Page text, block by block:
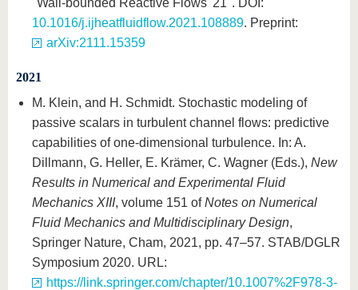
"Wall-bounded Reactive Flows '21". DOI:
10.1016/j.ijheatfluidflow.2021.108889. Preprint:
arXiv:2111.15359
2021
M. Klein, and H. Schmidt. Stochastic modeling of
passive scalars in turbulent channel flows: predictive
capabilities of one-dimensional turbulence. In: A.
Dillmann, G. Heller, E. Krämer, C. Wagner (Eds.), New
Results in Numerical and Experimental Fluid
Mechanics XIII, volume 151 ofNotes on Numerical
Fluid Mechanics and Multidisciplinary Design,
Springer Nature, Cham, 2021, pp. 47–57. STAB/DGLR
Symposium 2020. URL:
https://link.springer.com/chapter/10.1007%2F978-3-